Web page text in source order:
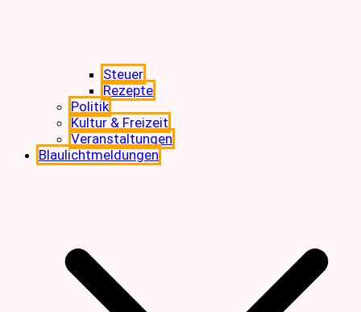
Steuer
Rezepte
Politik
Kultur & Freizeit
Veranstaltungen
Blaulichtmeldungen